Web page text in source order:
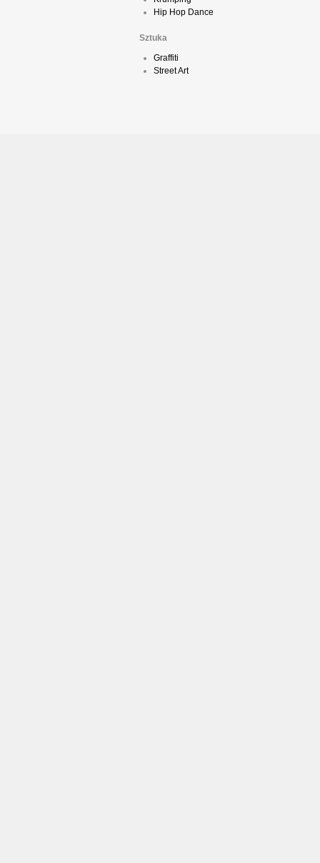
Hip Hop Dance
Sztuka
Graffiti
Street Art